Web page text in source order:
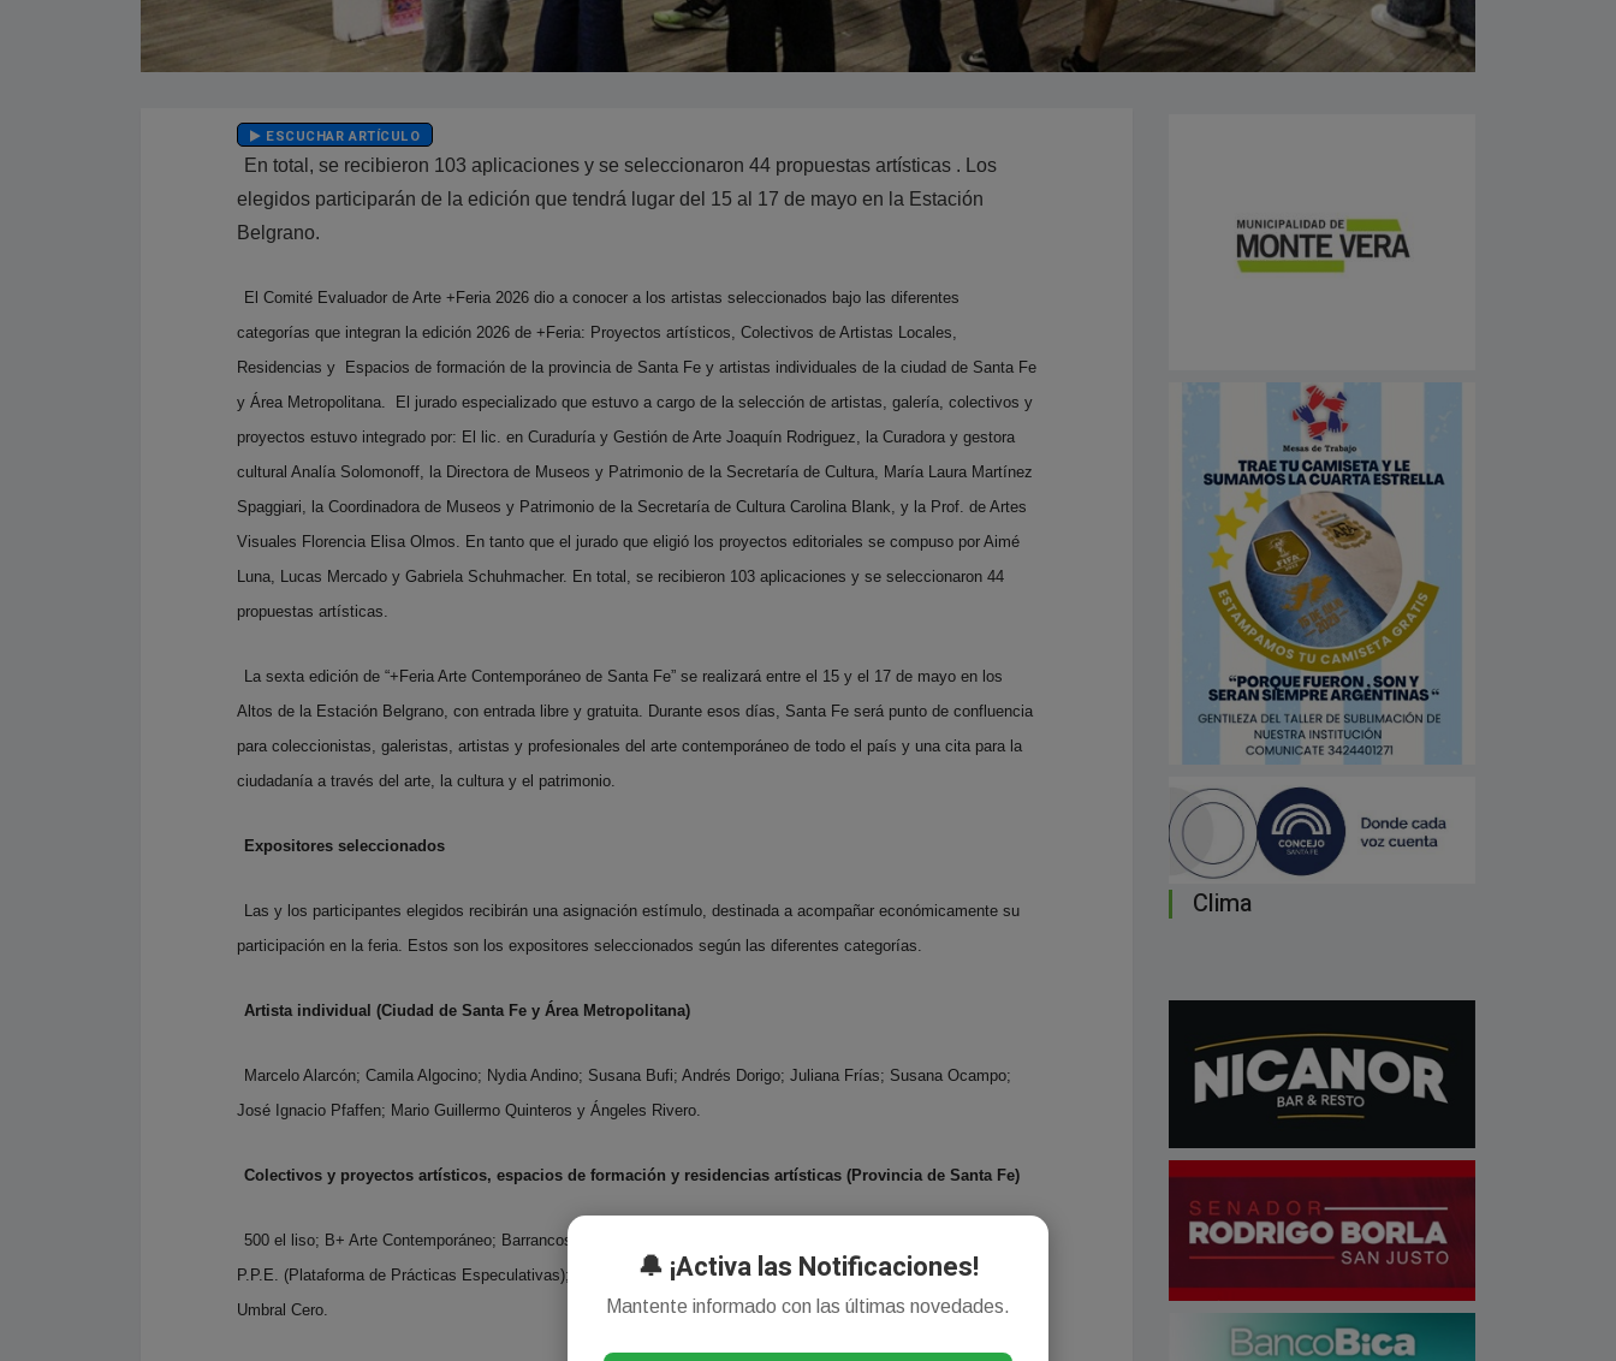
ESCUCHAR ARTÍCULO
En total, se recibieron 103 aplicaciones y se seleccionaron 44 propuestas artísticas . Los
elegidos participarán de la edición que tendrá lugar del 15 al 17 de mayo en la Estación
Belgrano.
El Comité Evaluador de Arte +Feria 2026 dio a conocer a los artistas seleccionados bajo las diferentes
categorías que integran la edición 2026 de +Feria: Proyectos artísticos, Colectivos de Artistas Locales,
Residencias y Espacios de formación de la provincia de Santa Fe y artistas individuales de la ciudad de Santa Fe
y Área Metropolitana. El jurado especializado que estuvo a cargo de la selección de artistas, galería, colectivos y
proyectos estuvo integrado por: El lic. en Curaduría y Gestión de Arte Joaquín Rodriguez, la Curadora y gestora
cultural Analía Solomonoff, la Directora de Museos y Patrimonio de la Secretaría de Cultura, María Laura Martínez
Spaggiari, la Coordinadora de Museos y Patrimonio de la Secretaría de Cultura Carolina Blank, y la Prof. de Artes
Visuales Florencia Elisa Olmos. En tanto que el jurado que eligió los proyectos editoriales se compuso por Aimé
Luna, Lucas Mercado y Gabriela Schuhmacher. En total, se recibieron 103 aplicaciones y se seleccionaron 44
propuestas artísticas.
La sexta edición de “+Feria Arte Contemporáneo de Santa Fe” se realizará entre el 15 y el 17 de mayo en los
Altos de la Estación Belgrano, con entrada libre y gratuita. Durante esos días, Santa Fe será punto de confluencia
para coleccionistas, galeristas, artistas y profesionales del arte contemporáneo de todo el país y una cita para la
ciudadanía a través del arte, la cultura y el patrimonio.
Expositores seleccionados
Las y los participantes elegidos recibirán una asignación estímulo, destinada a acompañar económicamente su
participación en la feria. Estos son los expositores seleccionados según las diferentes categorías.
Artista individual (Ciudad de Santa Fe y Área Metropolitana)
Marcelo Alarcón; Camila Algocino; Nydia Andino; Susana Bufi; Andrés Dorigo; Juliana Frías; Susana Ocampo;
José Ignacio Pfaffen; Mario Guillermo Quinteros y Ángeles Rivero.
Colectivos y proyectos artísticos, espacios de formación y residencias artísticas (Provincia de Santa Fe)
500 el liso; B+ Arte Contemporáneo; Barrancosas; El Ovillo; Fucktoría; La Dealer; Mirar dos veces; Mojigata;
P.P.E. (Plataforma de Prácticas Especulativas); Sincretismo de garage; Tres tristes trastiendas; U.N.A. Red y
Umbral Cero.
Clima
🔔 ¡Activa las Notificaciones!
Mantente informado con las últimas novedades.